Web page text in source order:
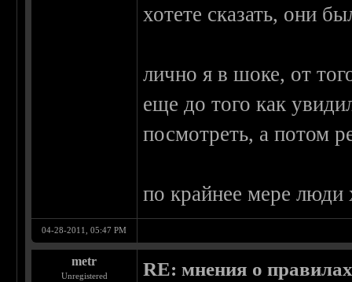
хотете сказать, они
лично я в шоке, от
еще до того как
посмотреть, а потом
по крайнее мере люди
04-28-2011, 05:47 PM
metr
Unregistered RE: мнения о